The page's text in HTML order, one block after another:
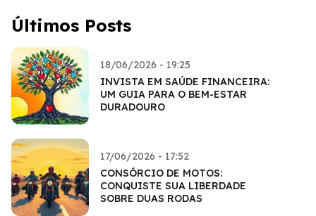
Últimos Posts
18/06/2026 - 19:25
INVISTA EM SAÚDE FINANCEIRA:
UM GUIA PARA O BEM-ESTAR
DURADOURO
17/06/2026 - 17:52
CONSÓRCIO DE MOTOS:
CONQUISTE SUA LIBERDADE
SOBRE DUAS RODAS